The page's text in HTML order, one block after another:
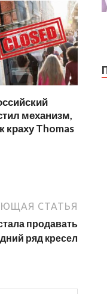
механизм,
краху Thomas
СТАТЬЯ
продавать
ряд кресел